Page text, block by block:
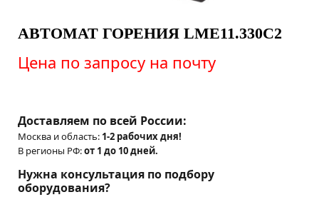
АВТОМАТ ГОРЕНИЯ LME11.330C2
Цена по запросу на почту
Доставляем по всей России:
Москва и область: 1-2 рабочих дня!
В регионы РФ:от 1 до 10 дней.
Нужна консультация по подбору
оборудования?